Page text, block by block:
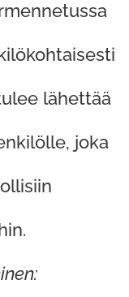
lähettää
joka